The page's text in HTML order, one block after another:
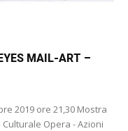
MAIL-ART –
2019 ore 21,30 Mostra
Culturale Opera - Azioni